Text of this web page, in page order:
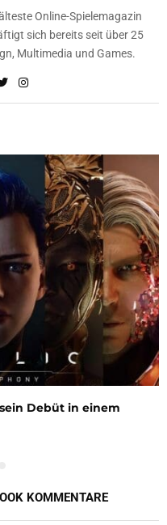
Online-Spielemagazin
sich bereits seit über 25
Multimedia und Games.
Debüt in einem
KOMMENTARE